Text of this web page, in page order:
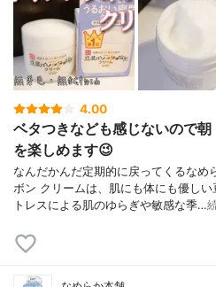
4.00
ベタつきなども感じないので
を楽しめます😉
なんだかんだ定期的に戻ってくるなめ
ボン クリームは、肌にも体にも優し
トレスによる肌のゆらぎや敏感な季…